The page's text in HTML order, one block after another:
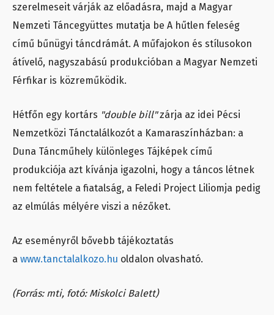
szerelmeseit várják az előadásra, majd a Magyar
Nemzeti Táncegyüttes mutatja be A hűtlen feleség
című bűnügyi táncdrámát. A műfajokon és stílusokon
átívelő, nagyszabású produkcióban a Magyar Nemzeti
Férfikar is közreműködik.
Hétfőn egy kortárs "double bill"zárja az idei Pécsi
Nemzetközi Tánctalálkozót a Kamaraszínházban: a
Duna Táncműhely különleges Tájképek című
produkciója azt kívánja igazolni, hogy a táncos létnek
nem feltétele a fiatalság, a Feledi Project Liliomja pedig
az elmúlás mélyére viszi a nézőket.
Az eseményről bővebb tájékoztatás
a www.tanctalalkozo.hu oldalon olvasható.
(Forrás: mti, fotó: Miskolci Balett)